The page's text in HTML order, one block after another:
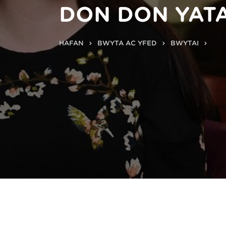
DON DON
HAFAN BWYTA AC YFED BWYTAI